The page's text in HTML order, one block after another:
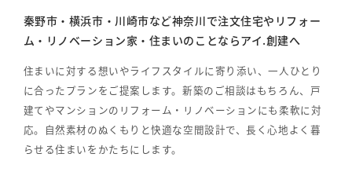
秦野市・横浜市・川崎市など神奈川で注文住宅やリフォー
ム・リノベーション家・住まいのことならアイ.創建へ
住まいに対する想いやライフスタイルに寄り添い、一人ひとり
に合ったプランをご提案します。新築のご相談はもちろん、戸
建てやマンションのリフォーム・リノベーションにも柔軟に対
応。自然素材のぬくもりと快適な空間設計で、長く心地よく暮
らせる住まいをかたちにします。